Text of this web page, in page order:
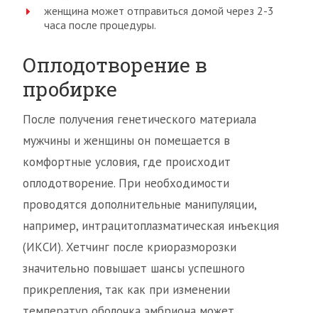
женщина может отправиться домой через 2-3
часа после процедуры.
Оплодотворение в
пробирке
После получения генетического материала
мужчины и женщины он помещается в
комфортные условия, где происходит
оплодотворение. При необходимости
проводятся дополнительные манипуляции,
например, интрацитоплазматическая инъекция
(ИКСИ). Хетчинг после криоразморозки
значительно повышает шансы успешного
прикрепления, так как при изменении